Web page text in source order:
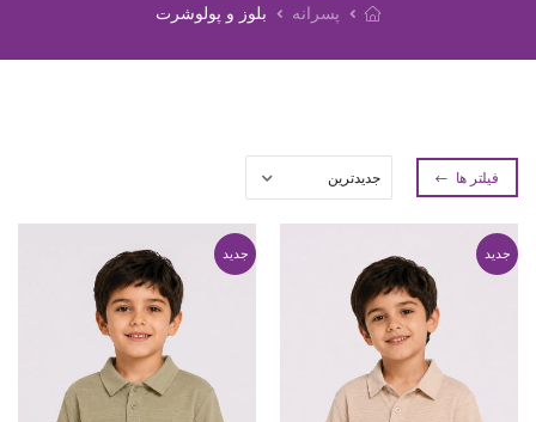
پسرانه بلوز و پولوشرت
فیلتر ها
جدید جدید